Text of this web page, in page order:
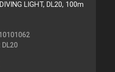
LIGHT, DL20, 100m
DL20